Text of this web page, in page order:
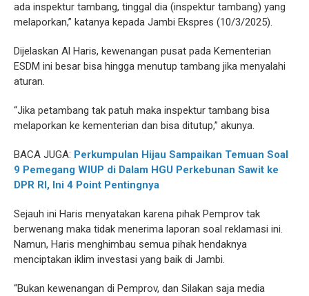
ada inspektur tambang, tinggal dia (inspektur tambang) yang
melaporkan,” katanya kepada Jambi Ekspres (10/3/2025).
Dijelaskan Al Haris, kewenangan pusat pada Kementerian
ESDM ini besar bisa hingga menutup tambang jika menyalahi
aturan.
“Jika petambang tak patuh maka inspektur tambang bisa
melaporkan ke kementerian dan bisa ditutup,” akunya.
BACA JUGA: Perkumpulan Hijau Sampaikan Temuan Soal
9 Pemegang WIUP di Dalam HGU Perkebunan Sawit ke
DPR RI, Ini 4 Point Pentingnya
Sejauh ini Haris menyatakan karena pihak Pemprov tak
berwenang maka tidak menerima laporan soal reklamasi ini.
Namun, Haris menghimbau semua pihak hendaknya
menciptakan iklim investasi yang baik di Jambi.
“Bukan kewenangan di Pemprov, dan Silakan saja media